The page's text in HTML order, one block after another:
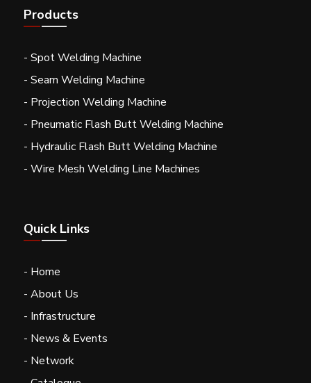
Products
- Spot Welding Machine
- Seam Welding Machine
- Projection Welding Machine
- Pneumatic Flash Butt Welding Machine
- Hydraulic Flash Butt Welding Machine
- Wire Mesh Welding Line Machines
Quick Links
- Home
- About Us
- Infrastructure
- News & Events
- Network